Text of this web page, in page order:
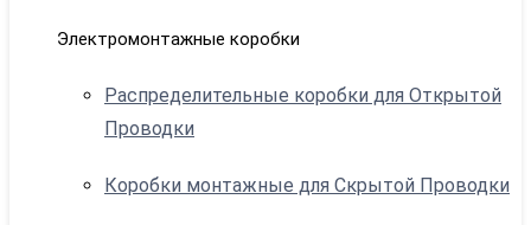
Электромонтажные коробки
Распределительные коробки для Открытой
Проводки
Коробки монтажные для Скрытой Проводки